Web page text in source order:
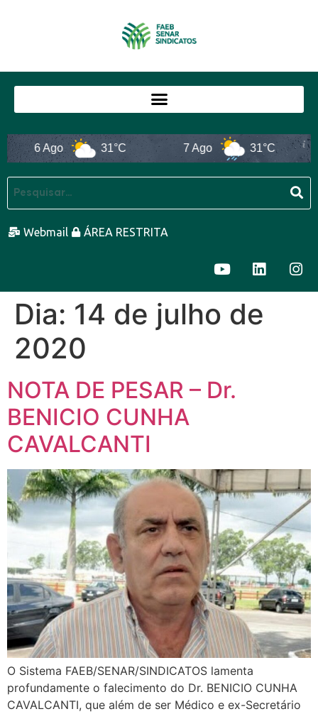
6 Ago 31°C 7 Ago 31°C
Webmail ÁREA RESTRITA
Dia: 14 de julho de
2020
NOTA DE PESAR – Dr.
BENICIO CUNHA
CAVALCANTI
O Sistema FAEB/SENAR/SINDICATOS lamenta
profundamente o falecimento do Dr. BENICIO CUNHA
CAVALCANTI, que além de ser Médico e ex-Secretário